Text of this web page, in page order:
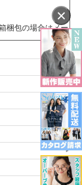
×
梱包の場合はメー